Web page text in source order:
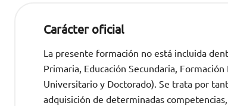
Carácter oficial
La presente formación no está incluida
Primaria, Educación Secundaria,
Universitario y Doctorado). Se trata por
adquisición de determinadas